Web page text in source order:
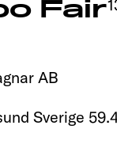
Fair
AB
Sverige